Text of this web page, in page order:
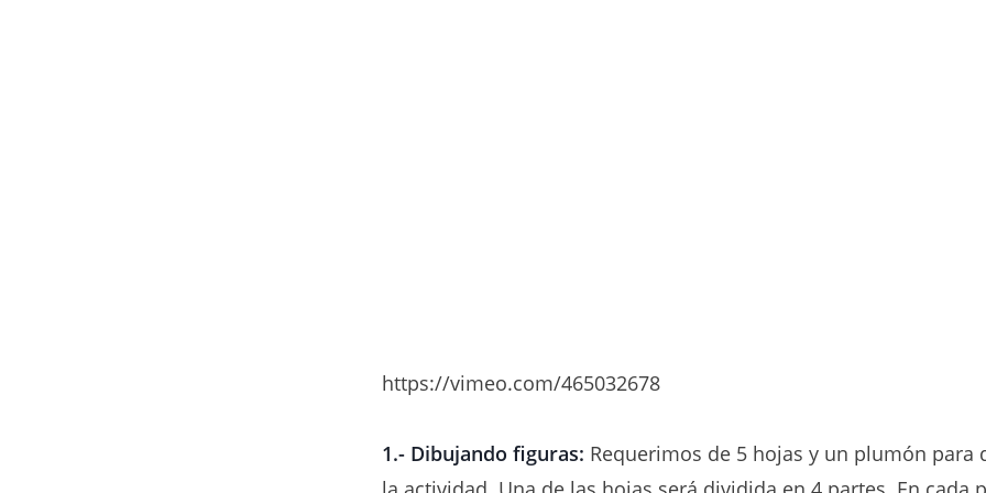
https://vimeo.com/465032678
1.- Dibujando figuras: Requerimos de 5 hojas y un plumón para